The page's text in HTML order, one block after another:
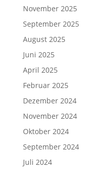
November 2025
September 2025
August 2025
Juni 2025
April 2025
Februar 2025
Dezember 2024
November 2024
Oktober 2024
September 2024
Juli 2024